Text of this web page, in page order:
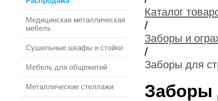
Медицинская металлическая
мебель
Сушильные шкафы и стойки
Мебель для общежитий
Металлические стеллажи
Каталог
/
Заборы и
/
Заборы для
Заборы